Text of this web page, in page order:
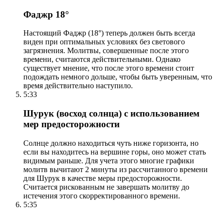
Фаджр 18°
Настоящий Фаджр (18°) теперь должен быть всегда
виден при оптимальных условиях без светового
загрязнения. Молитвы, совершенные после этого
времени, считаются действительными. Однако
существует мнение, что после этого времени стоит
подождать немного дольше, чтобы быть уверенным, что
время действительно наступило.
5:33
Шурук (восход солнца) с использованием
мер предосторожности
Солнце должно находиться чуть ниже горизонта, но
если вы находитесь на вершине горы, оно может стать
видимым раньше. Для учета этого многие графики
молитв вычитают 2 минуты из рассчитанного времени
для Шурук в качестве меры предосторожности.
Считается рискованным не завершать молитву до
истечения этого скорректированного времени.
5:35